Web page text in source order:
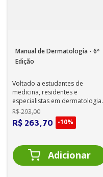
Manual de Dermatologia - 6ª
Edição
Voltado a estudantes de
medicina, residentes e
especialistas em dermatologia,
este livro pode ser consultado
também por ...
R$293,00
R$ 263 70 -10%